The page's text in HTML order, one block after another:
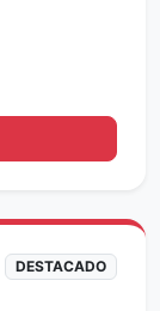
DESTACADO